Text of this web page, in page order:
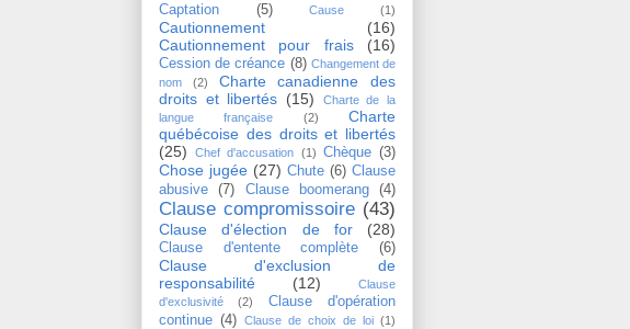
Captation
(5) Cause (1)
Cautionnement
(16)
Cautionnement pour frais
(16)
Cession de créance (8) Changement de
nom
(2)
Charte canadienne des
droits et libertés (15)
Charte de la
langue française
(2)
Charte
québécoise des droits et libertés
(25)
Chef d'accusation (1) Chèque (3)
Chose jugée (27) Chute (6) Clause
abusive
(7) Clause boomerang (4)
Clause compromissoire (43)
Clause d'élection de for (28)
Clause d'entente complète (6)
Clause d'exclusion de
responsabilité
(12)
Clause
d'exclusivité
(2)
Clause d'opération
continue (4) Clause de choix de loi (1)